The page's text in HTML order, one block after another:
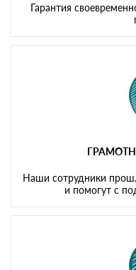
Гарантия
Наши сотрудники
и помогут с